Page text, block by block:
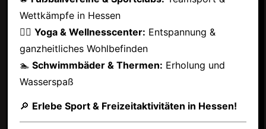
Wettkämpfe in Hessen
🧘‍♂️ Yoga & Wellnesscenter: Entspannung &
ganzheitliches Wohlbefinden
🏊 Schwimmbäder & Thermen: Erholung und
Wasserspaß
🔎 Erlebe Sport & Freizeitaktivitäten in Hessen!